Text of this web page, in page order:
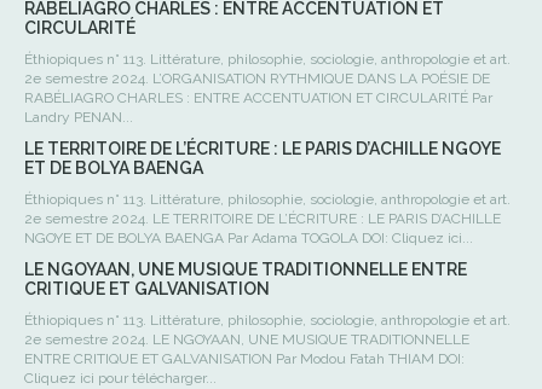
RABÉLIAGRO CHARLES : ENTRE ACCENTUATION ET
CIRCULARITÉ
Éthiopiques n° 113. Littérature, philosophie, sociologie, anthropologie et art.
2e semestre 2024. L’ORGANISATION RYTHMIQUE DANS LA POÉSIE DE
RABÉLIAGRO CHARLES : ENTRE ACCENTUATION ET CIRCULARITÉ Par
Landry PENAN...
LE TERRITOIRE DE L’ÉCRITURE : LE PARIS D’ACHILLE NGOYE
ET DE BOLYA BAENGA
Éthiopiques n° 113. Littérature, philosophie, sociologie, anthropologie et art.
2e semestre 2024. LE TERRITOIRE DE L’ÉCRITURE : LE PARIS D’ACHILLE
NGOYE ET DE BOLYA BAENGA Par Adama TOGOLA DOI: Cliquez ici...
LE NGOYAAN, UNE MUSIQUE TRADITIONNELLE ENTRE
CRITIQUE ET GALVANISATION
Éthiopiques n° 113. Littérature, philosophie, sociologie, anthropologie et art.
2e semestre 2024. LE NGOYAAN, UNE MUSIQUE TRADITIONNELLE
ENTRE CRITIQUE ET GALVANISATION Par Modou Fatah THIAM DOI:
Cliquez ici pour télécharger...